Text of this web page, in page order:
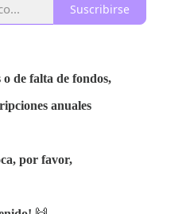
Suscribirse
de falta de fondos,
anuales
por favor,